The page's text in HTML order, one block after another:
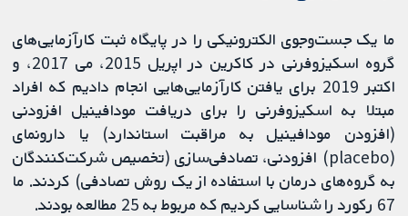
ما یک جست‌وجوی الکترونیکی را در پایگاه ثبت کارآزمایی‌های
گروه اسکیزوفرنی در کاکرین در اپریل 2015، می 2017، و
اکتبر 2019 برای یافتن کارآزمایی‌هایی انجام دادیم که افراد
مبتلا به اسکیزوفرنی را برای دریافت مودافينيل افزودنی
(افزودن مودافينيل به مراقبت استاندارد) یا دارونمای
(placebo) افزودنی، تصادفی‌سازی (تخصیص شرکت‏‌کنندگان
به گروه‌های درمان با استفاده از یک روش تصادفی) کردند. ما
67 رکورد را شناسایی کردیم که مربوط به 25 مطالعه بودند.